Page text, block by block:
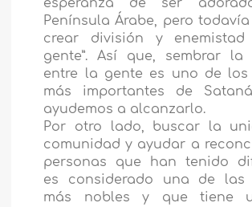
esperanza de ser
Península Árabe, pero
crear división y
gente”. Así que, sembrar la
entre la gente es uno de los
más importantes de
ayudemos a alcanzarlo.
Por otro lado, buscar la
comunidad y ayudar a
personas que han tenido
es considerado una de las
más nobles y que tiene